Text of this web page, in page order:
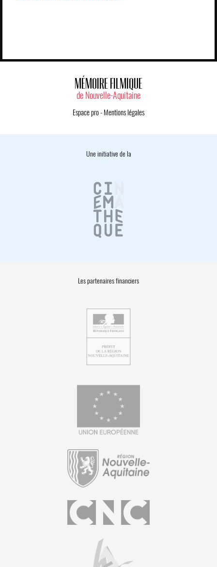
MÉMOIRE FILMIQUE
de Nouvelle-Aquitaine
Espace pro- Mentions légales
Une initiative de la
Les partenaires financiers